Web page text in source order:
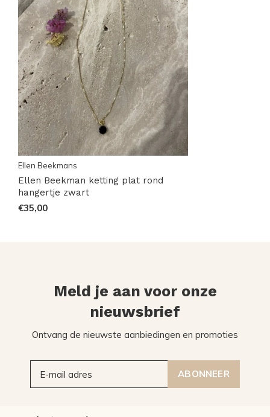
Ellen Beekmans
Ellen Beekman ketting plat rond
hangertje zwart
€35,00
Meld je aan voor onze
nieuwsbrief
Ontvang de nieuwste aanbiedingen en promoties
ABONNEER